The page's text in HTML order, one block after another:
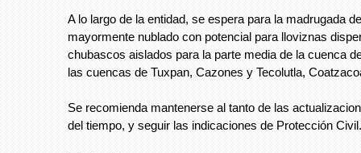
A lo largo de la entidad, se espera para la madrugada
mayormente nublado con potencial para lloviznas
chubascos aislados para la parte media de la cuenca
las cuencas de Tuxpan, Cazones y Tecolutla,
Se recomienda mantenerse al tanto de las
del tiempo, y seguir las indicaciones de Protección Civil.